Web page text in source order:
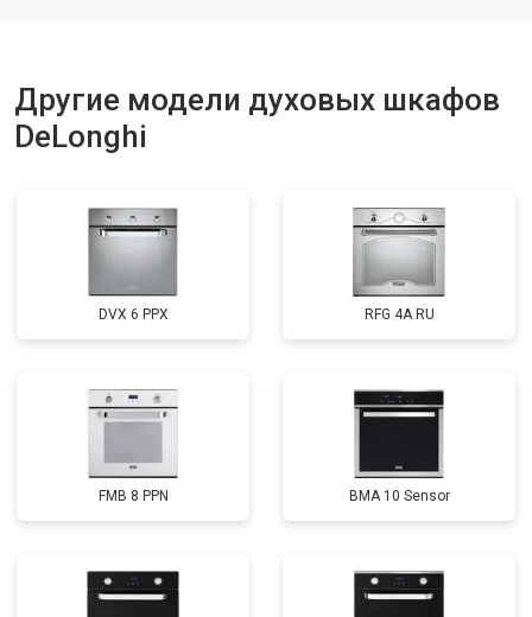
Другие модели духовых шкафов
DeLonghi
DVX 6 PPX RFG 4A RU
FMB 8 PPN BMA 10 Sensor